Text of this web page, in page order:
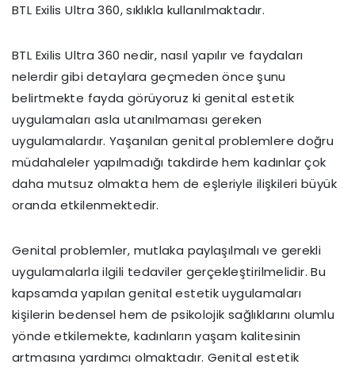
BTL Exilis Ultra 360, sıklıkla kullanılmaktadır.
BTL Exilis Ultra 360 nedir, nasıl yapılır ve faydaları
nelerdir gibi detaylara geçmeden önce şunu
belirtmekte fayda görüyoruz ki genital estetik
uygulamaları asla utanılmaması gereken
uygulamalardır. Yaşanılan genital problemlere doğru
müdahaleler yapılmadığı takdirde hem kadınlar çok
daha mutsuz olmakta hem de eşleriyle ilişkileri büyük
oranda etkilenmektedir.
Genital problemler, mutlaka paylaşılmalı ve gerekli
uygulamalarla ilgili tedaviler gerçekleştirilmelidir. Bu
kapsamda yapılan genital estetik uygulamaları
kişilerin bedensel hem de psikolojik sağlıklarını olumlu
yönde etkilemekte, kadınların yaşam kalitesinin
artmasına yardımcı olmaktadır. Genital estetik